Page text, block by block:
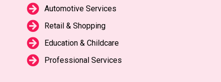
Automotive Services
Retail & Shopping
Education & Childcare
Professional Services